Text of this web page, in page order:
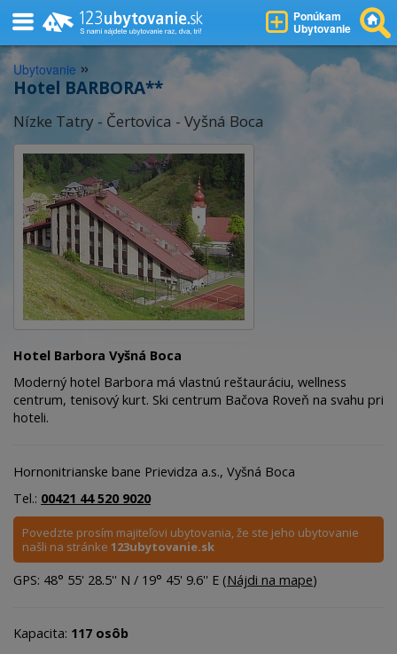
Ponúkam
Ubytovanie
Ubytovanie »
Hotel BARBORA**
Nízke Tatry - Čertovica - Vyšná Boca
Hotel Barbora Vyšná Boca
Moderný hotel Barbora má vlastnú reštauráciu, wellness
centrum, tenisový kurt. Ski centrum Bačova Roveň na svahu pri
hoteli.
Hornonitrianske bane Prievidza a.s., Vyšná Boca
Tel.: 00421 44 520 9020
Povedzte prosím majiteľovi ubytovania, že ste jeho ubytovanie
našli na stránke 123ubytovanie.sk
GPS: 48° 55' 28.5'' N / 19° 45' 9.6'' E (Nájdi na mape)
Kapacita: 117 osôb